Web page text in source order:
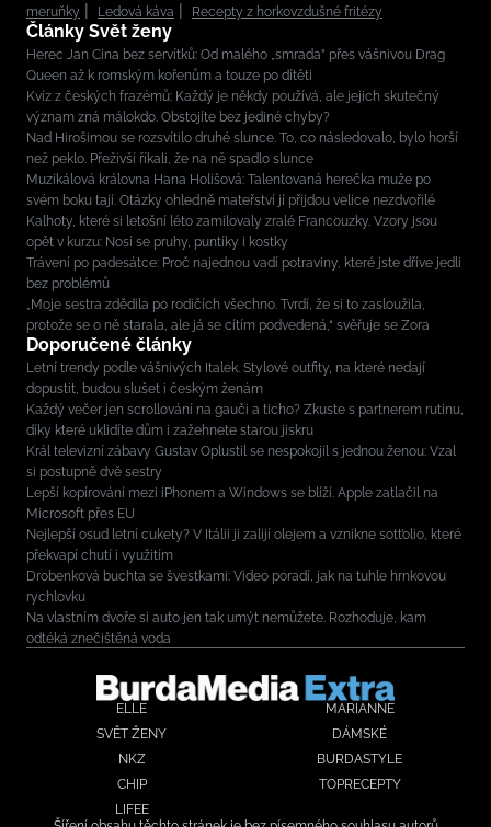
meruňky
Ledová káva Recepty z horkovzdušné fritézy
Články Svět ženy
Herec Jan Cina bez servítků: Od malého „smrada” přes vášnivou Drag
Queen až k romským kořenům a touze po dítěti
Kvíz z českých frazémů: Každý je někdy používá, ale jejich skutečný
význam zná málokdo. Obstojíte bez jediné chyby?
Nad Hirošimou se rozsvítilo druhé slunce. To, co následovalo, bylo horší
než peklo. Přeživší říkali, že na ně spadlo slunce
Muzikálová královna Hana Holišová: Talentovaná herečka muže po
svém boku tají. Otázky ohledně mateřství jí přijdou velice nezdvořilé
Kalhoty, které si letošní léto zamilovaly zralé Francouzky. Vzory jsou
opět v kurzu: Nosí se pruhy, puntíky i kostky
Trávení po padesátce: Proč najednou vadí potraviny, které jste dříve jedli
bez problémů
„Moje sestra zdědila po rodičích všechno. Tvrdí, že si to zasloužila,
protože se o ně starala, ale já se cítím podvedená,“ svěřuje se Zora
Doporučené články
Letní trendy podle vášnivých Italek. Stylové outfity, na které nedají
dopustit, budou slušet i českým ženám
Každý večer jen scrollování na gauči a ticho? Zkuste s partnerem rutinu,
díky které uklidíte dům i zažehnete starou jiskru
Král televizní zábavy Gustav Oplustil se nespokojil s jednou ženou: Vzal
si postupně dvě sestry
Lepší kopírování mezi iPhonem a Windows se blíží. Apple zatlačil na
Microsoft přes EU
Nejlepší osud letní cukety? V Itálii ji zalijí olejem a vznikne sott’olio, které
překvapí chutí i využitím
Drobenková buchta se švestkami: Video poradí, jak na tuhle hrnkovou
rychlovku
Na vlastním dvoře si auto jen tak umýt nemůžete. Rozhoduje, kam
odtéká znečištěná voda
ELLE
MARIANNE
SVĚT ŽENY
DÁMSKÉ
NKZ
BURDASTYLE
CHIP
TOPRECEPTY
LIFEE